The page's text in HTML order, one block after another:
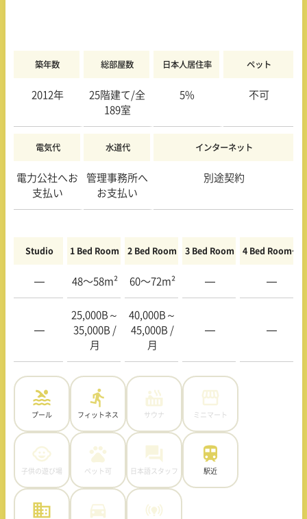
築年数 総部屋数 日本人居住率 ペット
2012年
25階建て/全
189室
5% 不可
電気代 水道代 インターネット
電力公社へお
支払い
管理事務所へ
お支払い
別途契約
Studio 1 Bed Room 2 Bed Room 3 Bed Room 4 Bed Room〜
— 48〜58m² 60〜72m² — —
—
25,000B～
35,000B /
月
40,000B～
45,000B /
月
— —
プール フィットネス サウナ ミニマート
子供の遊び場 ペット可 日本語スタッフ 駅近